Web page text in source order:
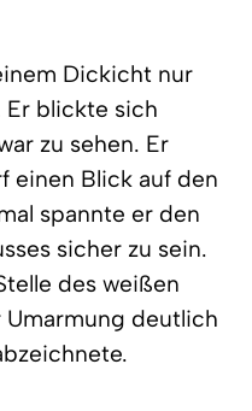
Dickicht nur
blickte sich
zu sehen. Er
einen Blick auf den
spannte er den
sicher zu sein.
des weißen
Umarmung deutlich